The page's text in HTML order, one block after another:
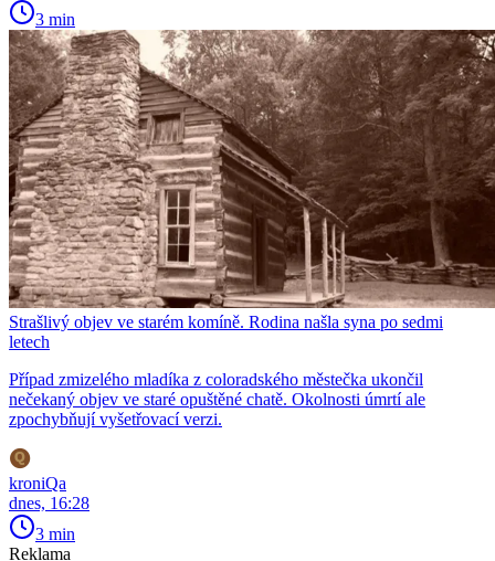
3 min
Strašlivý objev ve starém komíně. Rodina našla syna po sedmi
letech
Případ zmizelého mladíka z coloradského městečka ukončil
nečekaný objev ve staré opuštěné chatě. Okolnosti úmrtí ale
zpochybňují vyšetřovací verzi.
kroniQa
dnes, 16:28
3 min
Reklama